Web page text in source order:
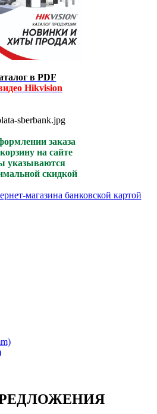
в PDF
Hikvision
заказа
на сайте
указываются
скидкой